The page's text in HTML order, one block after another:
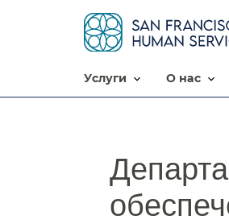
услуги​​ о нас​​